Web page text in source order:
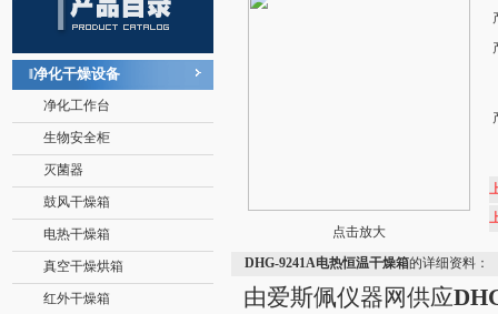
净化干燥设备
净化工作台
生物安全柜
灭菌器
鼓风干燥箱
电热干燥箱
真空干燥烘箱
红外干燥箱
点击放大
DHG-9241A电热恒温干燥箱的详细资料：
由爱斯佩仪器网供应